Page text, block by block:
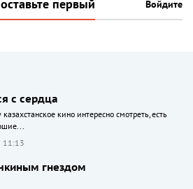
первый Войдите
с сердца
кино интересно смотреть, есть
11:13
гнездом